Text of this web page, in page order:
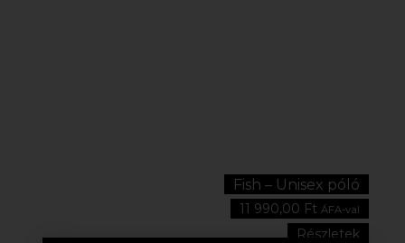
Fish – Unisex póló
11 990,00 Ft ÁFA-val
Részletek